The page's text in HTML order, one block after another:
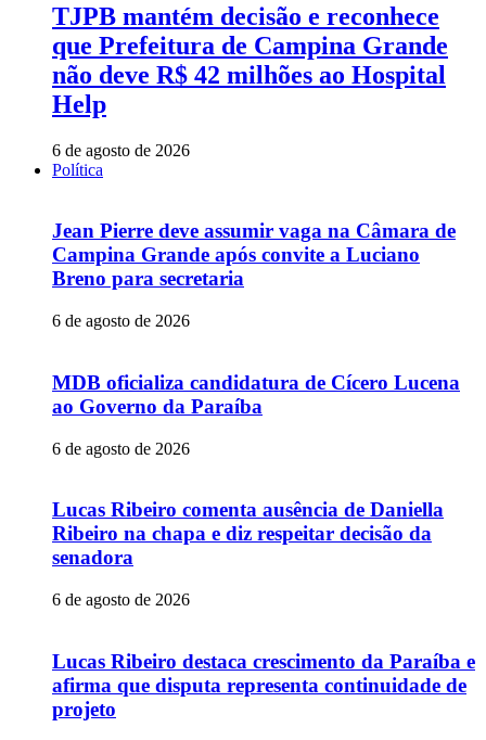
TJPB mantém decisão e reconhece
que Prefeitura de Campina Grande
não deve R$ 42 milhões ao Hospital
Help
6 de agosto de 2026
Política
Jean Pierre deve assumir vaga na Câmara de
Campina Grande após convite a Luciano
Breno para secretaria
6 de agosto de 2026
MDB oficializa candidatura de Cícero Lucena
ao Governo da Paraíba
6 de agosto de 2026
Lucas Ribeiro comenta ausência de Daniella
Ribeiro na chapa e diz respeitar decisão da
senadora
6 de agosto de 2026
Lucas Ribeiro destaca crescimento da Paraíba e
afirma que disputa representa continuidade de
projeto